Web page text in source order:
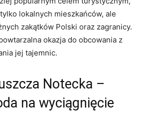
lokalnych mieszkańców, ale
zakątków Polski oraz zagranicy.
okazja do obcowania z
jej tajemnic.
Notecka –
na wyciągnięcie